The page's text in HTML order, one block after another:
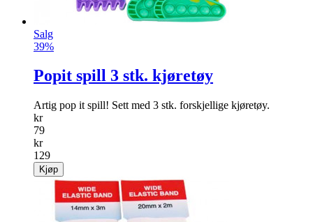
Salg
39%
Popit spill 3 stk. kjøretøy
Artig pop it spill! Sett med 3 stk. forskjellige kjøretøy.
kr
79
kr
129
Kjøp